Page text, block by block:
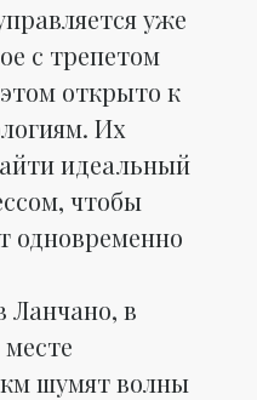
уже
с трепетом
открыто к
Их
идеальный
чтобы
одновременно
Ланчано, в
км шумят волны